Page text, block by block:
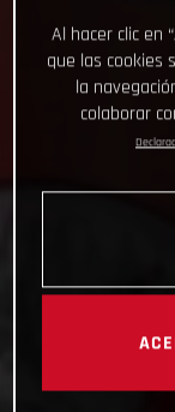
Al hacer clic en
que las cookies
la
colaborar